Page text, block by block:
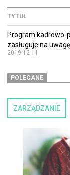
TYTUŁ
Program kadrowo-
zasługuje na
2019-12-11
POLECANE
ZARZĄDZANIE